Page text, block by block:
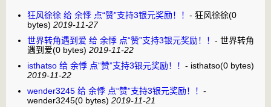
狂风徐徐 给 余悸 点“赞”支持3银元奖励！！ - 狂风徐徐(0
bytes) 2019-11-27
世界转角遇到爱 给 余悸 点“赞”支持3银元奖励！！ - 世界转角
遇到爱(0 bytes) 2019-11-22
isthatso 给 余悸 点“赞”支持3银元奖励！！ - isthatso(0 bytes)
2019-11-22
wender3245 给 余悸 点“赞”支持3银元奖励！！ -
wender3245(0 bytes) 2019-11-21